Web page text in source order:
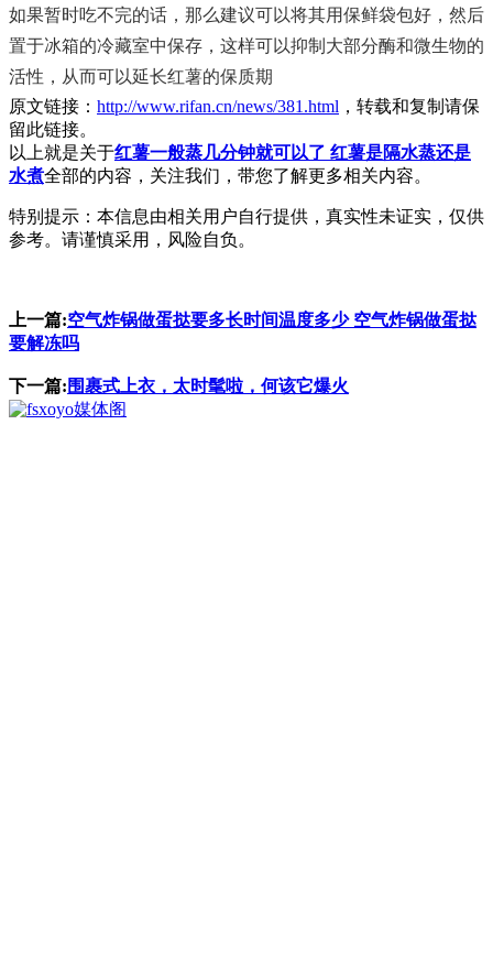
如果暂时吃不完的话，那么建议可以将其用保鲜袋包好，然后
置于冰箱的冷藏室中保存，这样可以抑制大部分酶和微生物的
活性，从而可以延长红薯的保质期
原文链接： http://www.rifan.cn/news/381.html ，转载和复制请保
留此链接。
以上就是关于红薯一般蒸几分钟就可以了 红薯是隔水蒸还是
水煮全部的内容，关注我们，带您了解更多相关内容。
特别提示：本信息由相关用户自行提供，真实性未证实，仅供
参考。请谨慎采用，风险自负。
上一篇:空气炸锅做蛋挞要多长时间温度多少 空气炸锅做蛋挞
要解冻吗
下一篇: 围裹式上衣，太时髦啦，何该它爆火
媒体阁